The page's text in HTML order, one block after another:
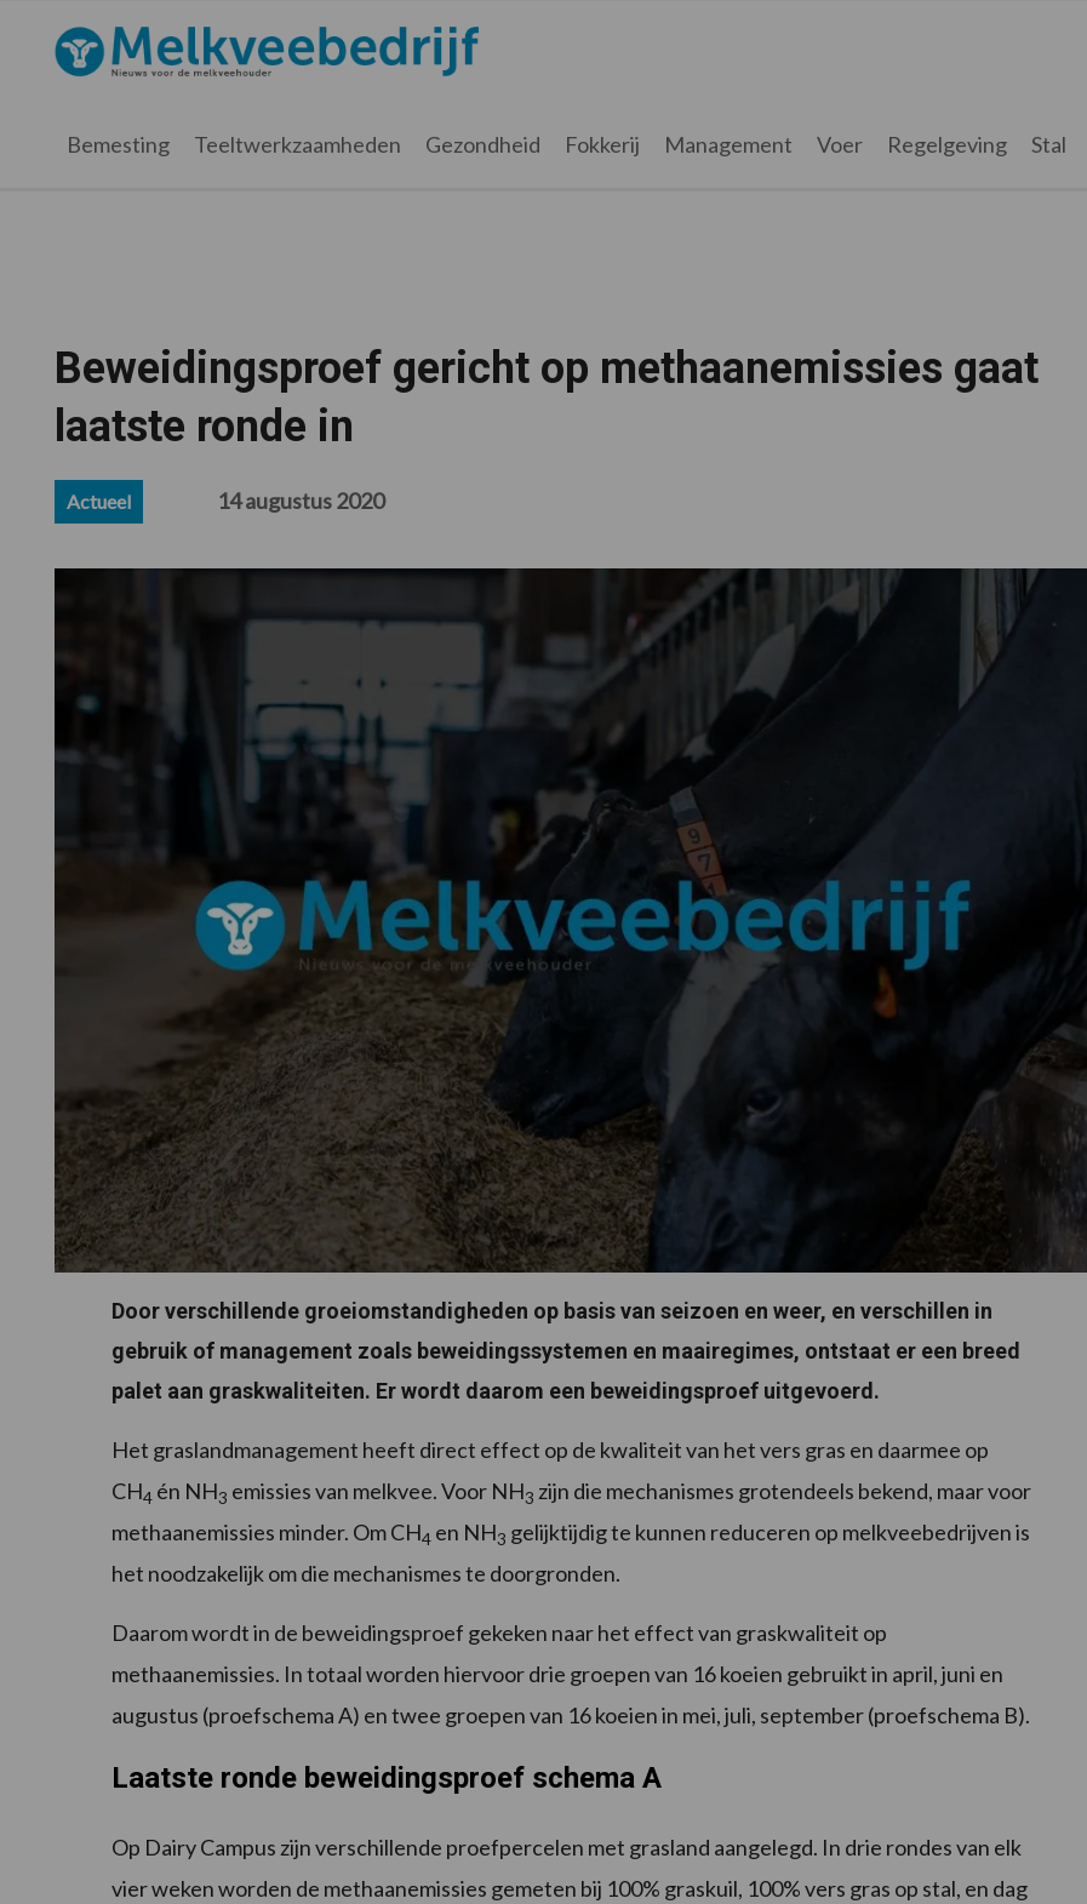
hoofdnavigatie
hoofd
eerste
voettekst
Melkveebedrijf.nl
Bemesting Teeltwerkzaamheden Gezondheid Fokkerij Management Voer Regelgeving Stal
Beweidingsproef gericht op methaanemissies gaat
laatste ronde in
Actueel 14 augustus 2020
Door verschillende groeiomstandigheden op basis van seizoen en weer, en verschillen in
gebruik of management zoals beweidingssystemen en maairegimes, ontstaat er een breed
palet aan graskwaliteiten. Er wordt daarom een beweidingsproef uitgevoerd.
Het graslandmanagement heeft direct effect op de kwaliteit van het vers gras en daarmee op
CH4 én NH3 emissies van melkvee. Voor NH3 zijn die mechanismes grotendeels bekend, maar voor
methaanemissies minder. Om CH4 en NH3 gelijktijdig te kunnen reduceren op melkveebedrijven is
het noodzakelijk om die mechanismes te doorgronden.
Daarom wordt in de beweidingsproef gekeken naar het effect van graskwaliteit op
methaanemissies. In totaal worden hiervoor drie groepen van 16 koeien gebruikt in april, juni en
augustus (proefschema A) en twee groepen van 16 koeien in mei, juli, september (proefschema B).
Laatste ronde beweidingsproef schema A
Op Dairy Campus zijn verschillende proefpercelen met grasland aangelegd. In drie rondes van elk
vier weken worden de methaanemissies gemeten bij 100% graskuil, 100% vers gras op stal, en dag